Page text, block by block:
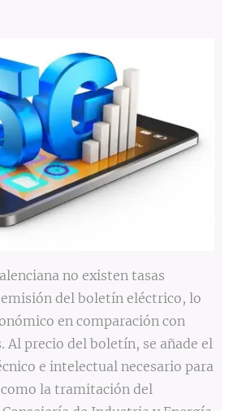
no existen tasas
del boletín eléctrico, lo
en comparación con
Al precio del boletín, se añade el
e intelectual necesario para
la tramitación del